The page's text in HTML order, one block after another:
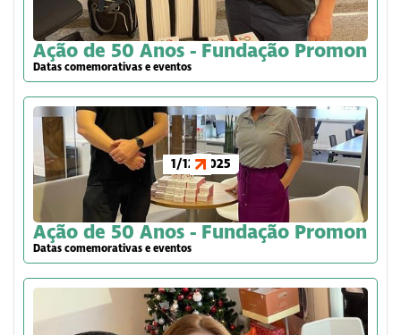
Ação de 50 Anos - Fundação Promon
Datas comemorativas e eventos
1/12/2025
Ação de 50 Anos - Fundação Promon
Datas comemorativas e eventos